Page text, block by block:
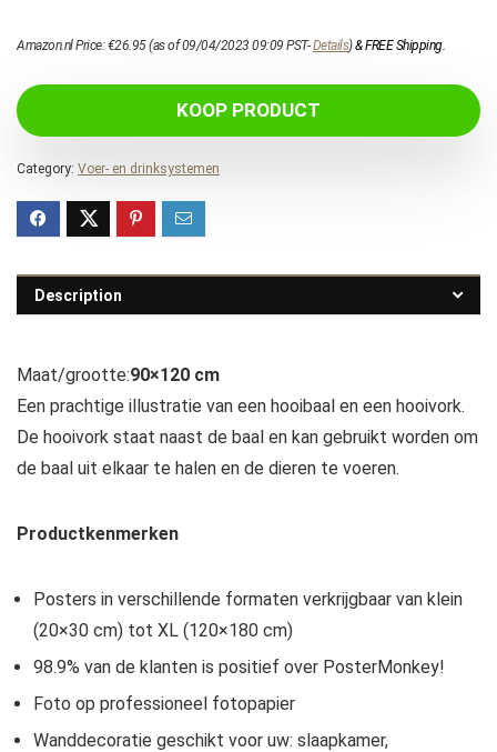
Amazon.nl Price:€26.95(as of 09/04/2023 09:09 PST-Details)&FREE Shipping.
KOOP PRODUCT
Category: Voer- en drinksystemen
Description
Maat/grootte:90×120 cm
Een prachtige illustratie van een hooibaal en een hooivork.
De hooivork staat naast de baal en kan gebruikt worden om
de baal uit elkaar te halen en de dieren te voeren.
Productkenmerken
Posters in verschillende formaten verkrijgbaar van klein
(20×30 cm) tot XL (120×180 cm)
98.9% van de klanten is positief over PosterMonkey!
Foto op professioneel fotopapier
Wanddecoratie geschikt voor uw: slaapkamer,